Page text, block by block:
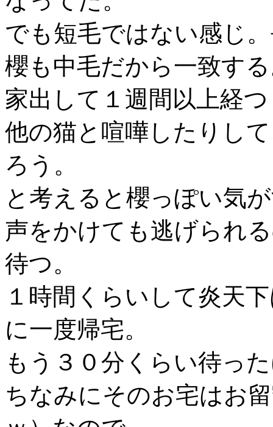
でも短毛ではない感じ
櫻も中毛だから一致す
家出して１週間以上経
他の猫と喧嘩したりし
ろう。
と考えると櫻っぽい気
声をかけても逃げられ
待つ。
１時間くらいして炎天
に一度帰宅。
もう３０分くらい待っ
ちなみにそのお宅はお